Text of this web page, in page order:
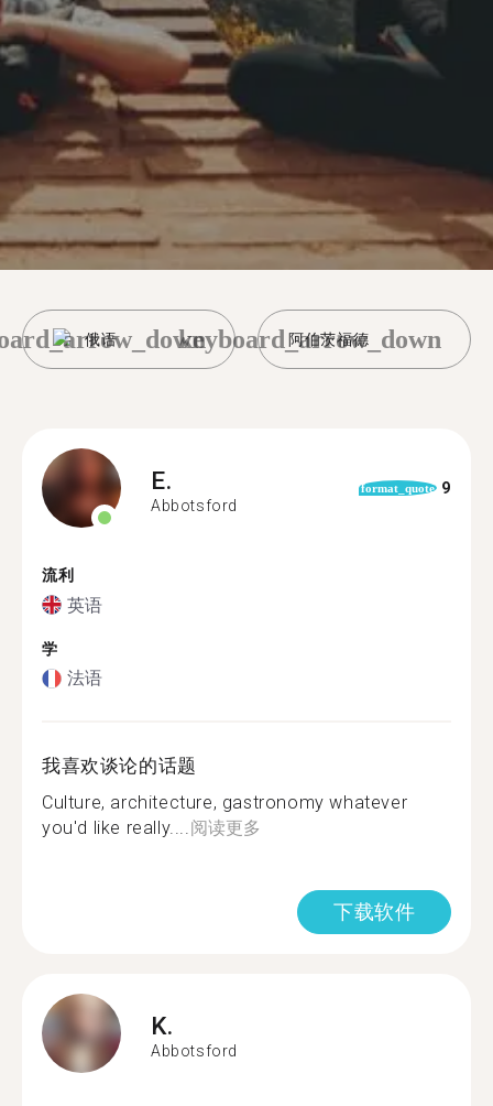
俄语 阿伯茨福德
keyboard_arrow_down
E.
Abbotsford
format_quote 9
流利
英语
学
法语
我喜欢谈论的话题
Culture, architecture, gastronomy whatever
you'd like really....阅读更多
下载软件
K.
Abbotsford